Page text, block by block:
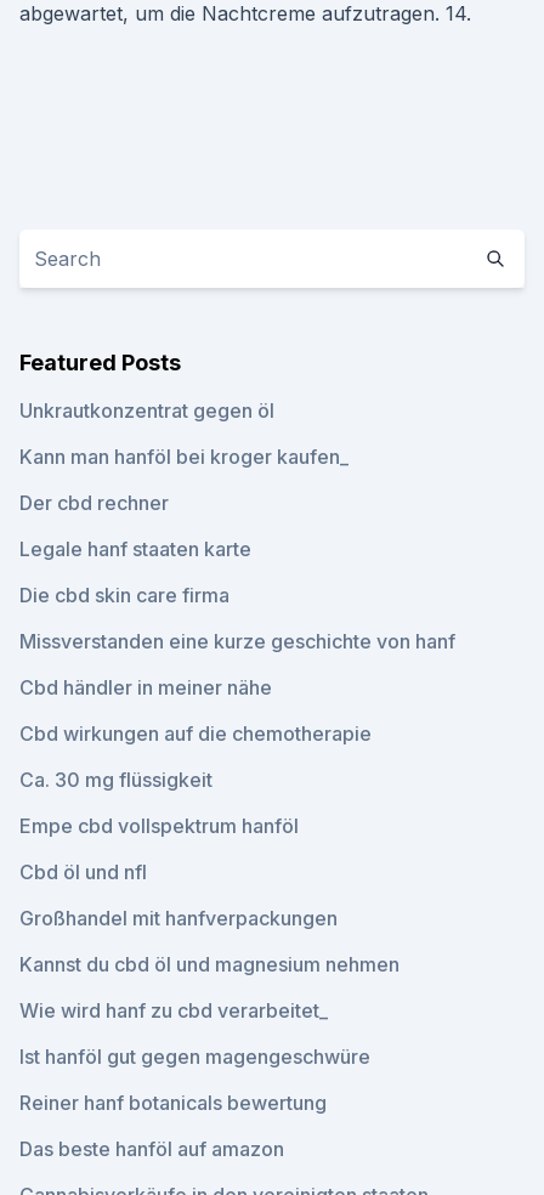
abgewartet, um die Nachtcreme aufzutragen. 14.
Featured Posts
Unkrautkonzentrat gegen öl
Kann man hanföl bei kroger kaufen_
Der cbd rechner
Legale hanf staaten karte
Die cbd skin care firma
Missverstanden eine kurze geschichte von hanf
Cbd händler in meiner nähe
Cbd wirkungen auf die chemotherapie
Ca. 30 mg flüssigkeit
Empe cbd vollspektrum hanföl
Cbd öl und nfl
Großhandel mit hanfverpackungen
Kannst du cbd öl und magnesium nehmen
Wie wird hanf zu cbd verarbeitet_
Ist hanföl gut gegen magengeschwüre
Reiner hanf botanicals bewertung
Das beste hanföl auf amazon